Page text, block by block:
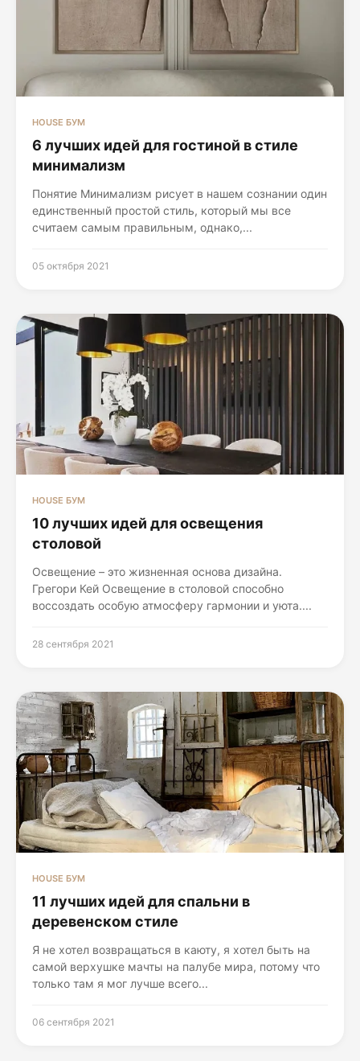
HOUSE БУМ
6 лучших идей для гостиной в стиле
минимализм
Понятие Минимализм рисует в нашем сознании один
единственный простой стиль, который мы все
считаем самым правильным, однако,...
05 октября 2021
HOUSE БУМ
10 лучших идей для освещения
столовой
Освещение – это жизненная основа дизайна.
Грегори Кей Освещение в столовой способно
воссоздать особую атмосферу гармонии и уюта....
28 сентября 2021
HOUSE БУМ
11 лучших идей для спальни в
деревенском стиле
Я не хотел возвращаться в каюту, я хотел быть на
самой верхушке мачты на палубе мира, потому что
только там я мог лучше всего...
06 сентября 2021